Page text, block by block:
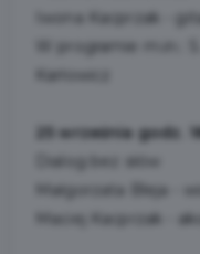
Iwona Kacprzak -
W programie m.in.:
Karłowicz
25 września godz.
Dialog bez słów
Małgorzata Bleja -
Maciej Kacprzak -